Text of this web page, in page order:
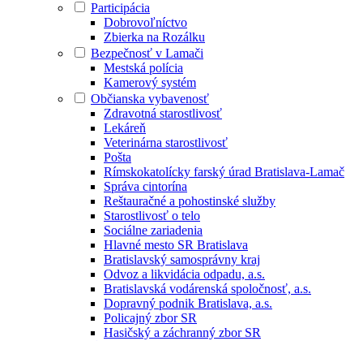
Participácia
Dobrovoľníctvo
Zbierka na Rozálku
Bezpečnosť v Lamači
Mestská polícia
Kamerový systém
Občianska vybavenosť
Zdravotná starostlivosť
Lekáreň
Veterinárna starostlivosť
Pošta
Rímskokatolícky farský úrad Bratislava-Lamač
Správa cintorína
Reštauračné a pohostinské služby
Starostlivosť o telo
Sociálne zariadenia
Hlavné mesto SR Bratislava
Bratislavský samosprávny kraj
Odvoz a likvidácia odpadu, a.s.
Bratislavská vodárenská spoločnosť, a.s.
Dopravný podnik Bratislava, a.s.
Policajný zbor SR
Hasičský a záchranný zbor SR